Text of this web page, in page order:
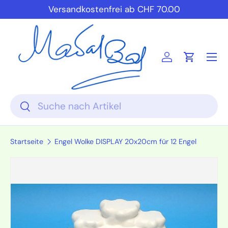
Direkt zum Inhalt
Versandkostenfrei ab CHF 70.00
Suchen
Suchen
Einloggen
Startseite Engel Wolke DISPLAY 20x20cm für 12 Engel